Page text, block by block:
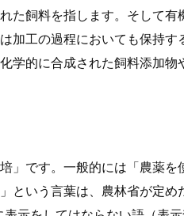
た飼料を指します。そして有
加工の過程においても保持す
学的に合成された飼料添加物
」です。一般的には「農薬を
という言葉は、農林省が定め